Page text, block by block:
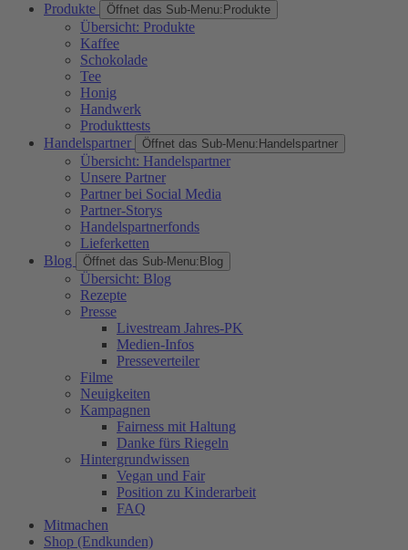
Produkte
Öffnet das Sub-Menu: Produkte
Übersicht: Produkte
Kaffee
Schokolade
Tee
Honig
Handwerk
Produkttests
Handelspartner
Öffnet das Sub-Menu: Handelspartner
Übersicht: Handelspartner
Unsere Partner
Partner bei Social Media
Partner-Storys
Handelspartnerfonds
Lieferketten
Blog
Öffnet das Sub-Menu: Blog
Übersicht: Blog
Rezepte
Presse
Livestream Jahres-PK
Medien-Infos
Presseverteiler
Filme
Neuigkeiten
Kampagnen
Fairness mit Haltung
Danke fürs Riegeln
Hintergrundwissen
Vegan und Fair
Position zu Kinderarbeit
FAQ
Mitmachen
Shop (Endkunden)